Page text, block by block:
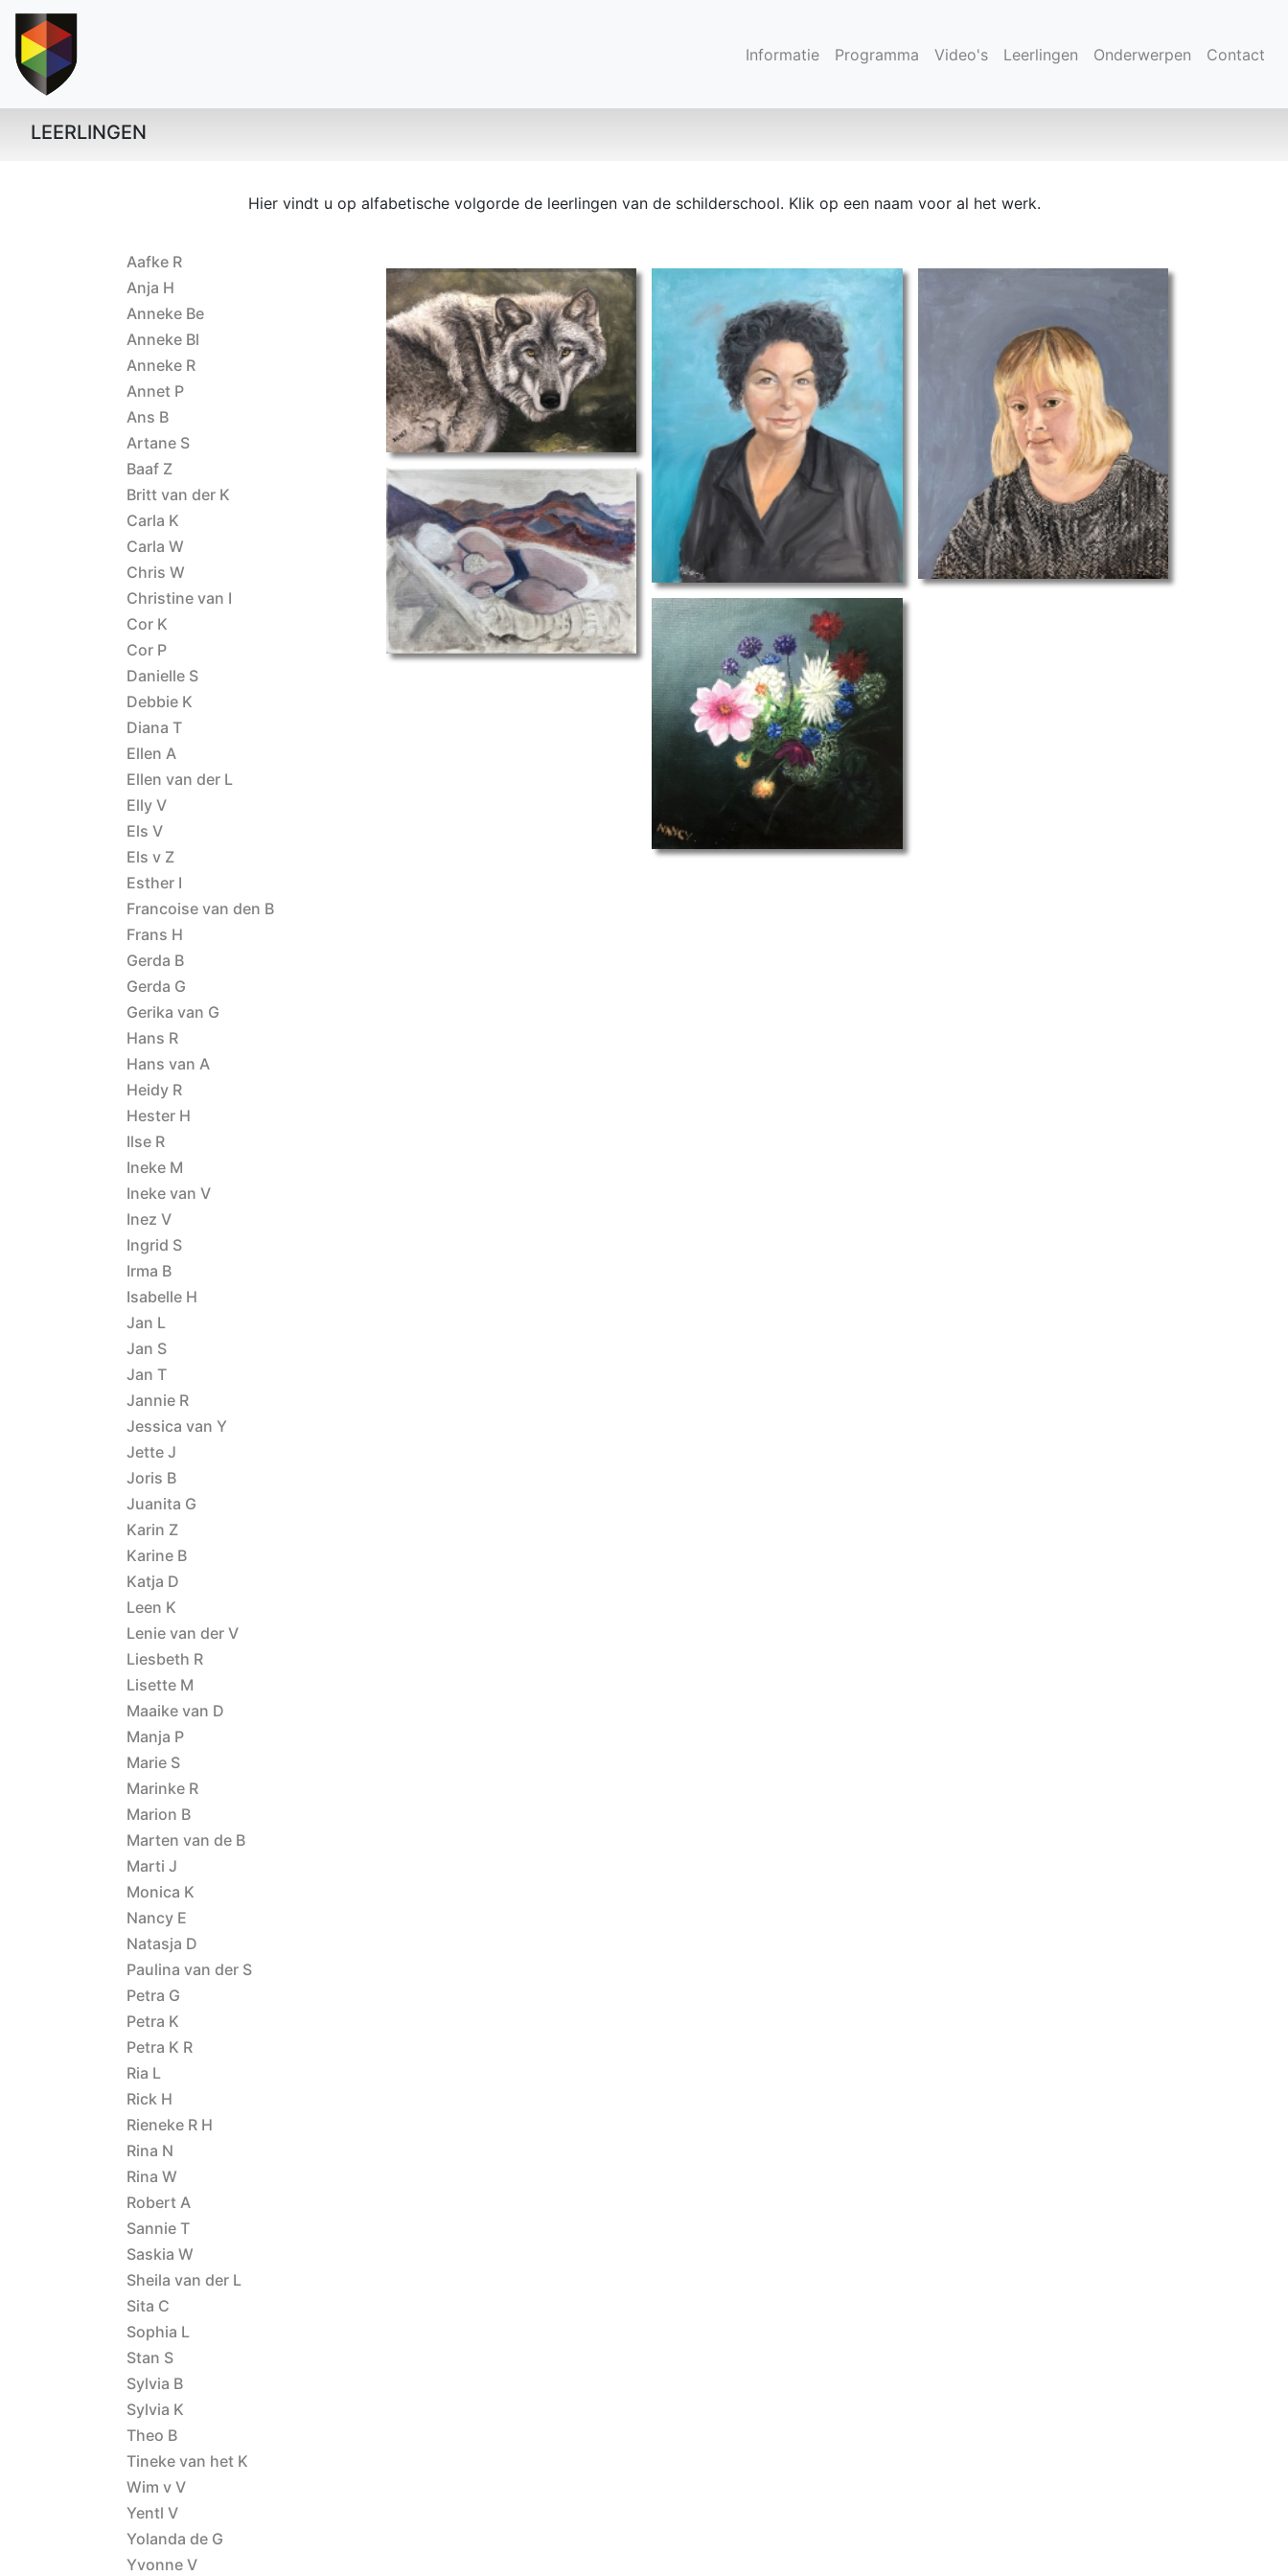
Informatie Programma Video's Leerlingen (current)
Onderwerpen Contact
LEERLINGEN
Hier vindt u op alfabetische volgorde de leerlingen van de schilderschool. Klik op een naam voor al het werk.
Aafke R
Anja H
Anneke Be
Anneke Bl
Anneke R
Annet P
Ans B
Artane S
Baaf Z
Britt van der K
Carla K
Carla W
Chris W
Christine van I
Cor K
Cor P
Danielle S
Debbie K
Diana T
Ellen A
Ellen van der L
Elly V
Els V
Els v Z
Esther I
Francoise van den B
Frans H
Gerda B
Gerda G
Gerika van G
Hans R
Hans van A
Heidy R
Hester H
Ilse R
Ineke M
Ineke van V
Inez V
Ingrid S
Irma B
Isabelle H
Jan L
Jan S
Jan T
Jannie R
Jessica van Y
Jette J
Joris B
Juanita G
Karin Z
Karine B
Katja D
Leen K
Lenie van der V
Liesbeth R
Lisette M
Maaike van D
Manja P
Marie S
Marinke R
Marion B
Marten van de B
Marti J
Monica K
Nancy E
Natasja D
Paulina van der S
Petra G
Petra K
Petra K R
Ria L
Rick H
Rieneke R H
Rina N
Rina W
Robert A
Sannie T
Saskia W
Sheila van der L
Sita C
Sophia L
Stan S
Sylvia B
Sylvia K
Theo B
Tineke van het K
Wim v V
Yentl V
Yolanda de G
Yvonne V
ET 2024 Nancy
model
ET-2025-Nancy-E
spotlight-Nancy